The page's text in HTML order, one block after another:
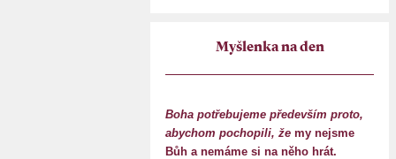
Myšlenka na den
Boha potřebujeme především proto,
abychom pochopili, že my nejsme
Bůh a nemáme si na něho hrát.